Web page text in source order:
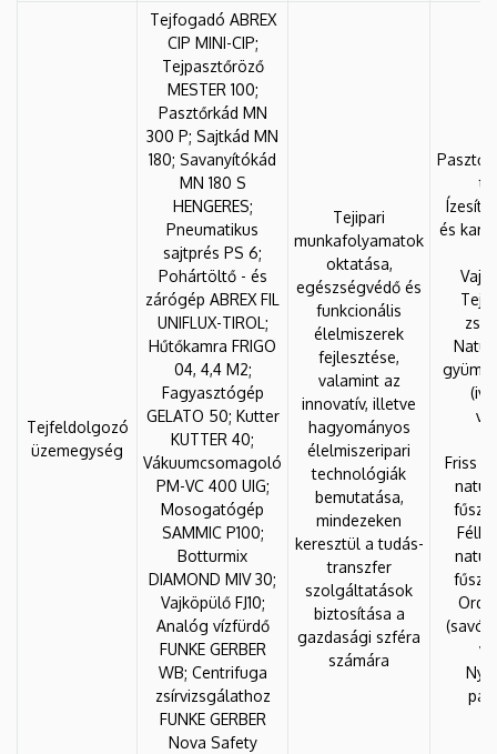
Tejfeldolgozó
üzemegység
Tejfogadó ABREX
CIP MINI-CIP;
Tejpasztőröző
MESTER 100;
Pasztőrkád MN
300 P; Sajtkád MN
180; Savanyítókád
MN 180 S
HENGERES;
Pneumatikus
sajtprés PS 6;
Pohártöltő - és
zárógép ABREX FIL
UNIFLUX-TIROL;
Hűtőkamra FRIGO
04, 4,4 M2;
Fagyasztógép
GELATO 50; Kutter
KUTTER 40;
Vákuumcsomagoló
PM-VC 400 UIG;
Mosogatógép
SAMMIC P100;
Botturmix
DIAMOND MIV 30;
Vajköpülő FJ10;
Analóg vízfürdő
FUNKE GERBER
WB; Centrifuga
zsírvizsgálathoz
FUNKE GERBER
Nova Safety
Tejipari
munkafolyamatok
oktatása,
egészségvédő és
funkcionális
élelmiszerek
fejlesztése,
valamint az
innovatív, illetve
hagyományos
élelmiszeripari
technológiák
bemutatása,
mindezeken
keresztül a tudás-
transzfer
szolgáltatások
biztosítása a
gazdasági szféra
számára
és
Vaj
Friss
natúr
natúr